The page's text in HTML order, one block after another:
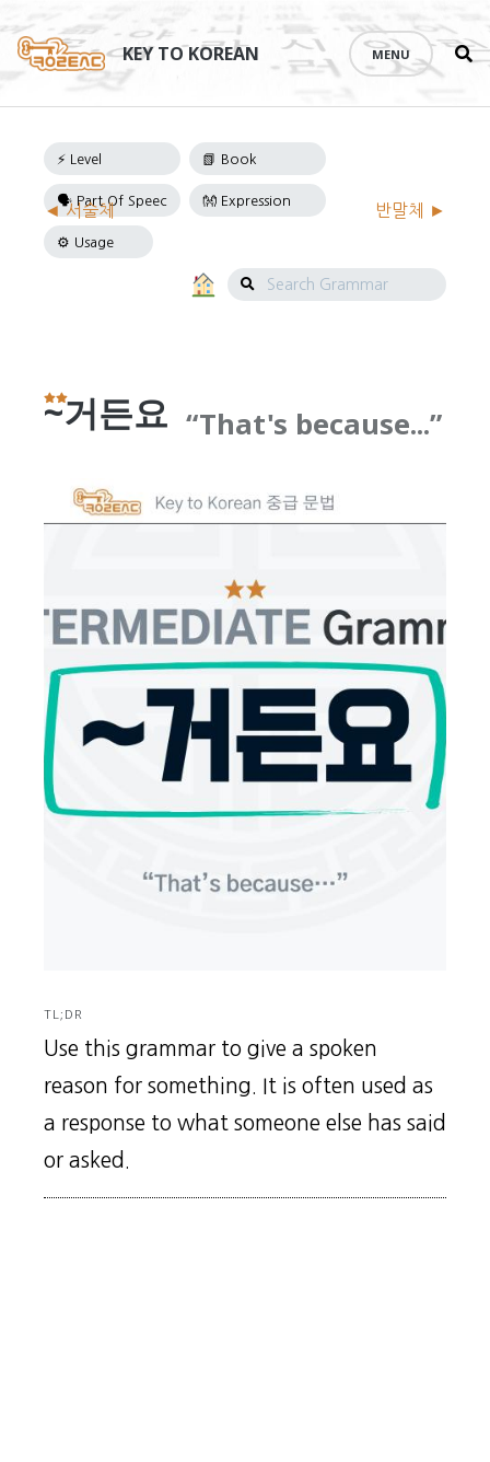
content
KEY TO KOREAN MENU
Search
Grammar
Navigation
◄ 서술체 반말체 ►
~거든요 That's because...
TL;DR
Use this grammar to give a spoken
reason for something. It is often used as
a response to what someone else has said
or asked.